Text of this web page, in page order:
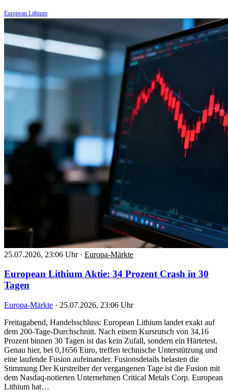
European Lithium
25.07.2026, 23:06 Uhr · Europa-Märkte
European Lithium Aktie: 34 Prozent Crash in 30
Tagen
Europa-Märkte · 25.07.2026, 23:06 Uhr
Freitagabend, Handelsschluss: European Lithium landet exakt auf
dem 200-Tage-Durchschnitt. Nach einem Kursrutsch von 34,16
Prozent binnen 30 Tagen ist das kein Zufall, sondern ein Härtetest.
Genau hier, bei 0,1656 Euro, treffen technische Unterstützung und
eine laufende Fusion aufeinander. Fusionsdetails belasten die
Stimmung Der Kurstreiber der vergangenen Tage ist die Fusion mit
dem Nasdaq-notierten Unternehmen Critical Metals Corp. European
Lithium hat…